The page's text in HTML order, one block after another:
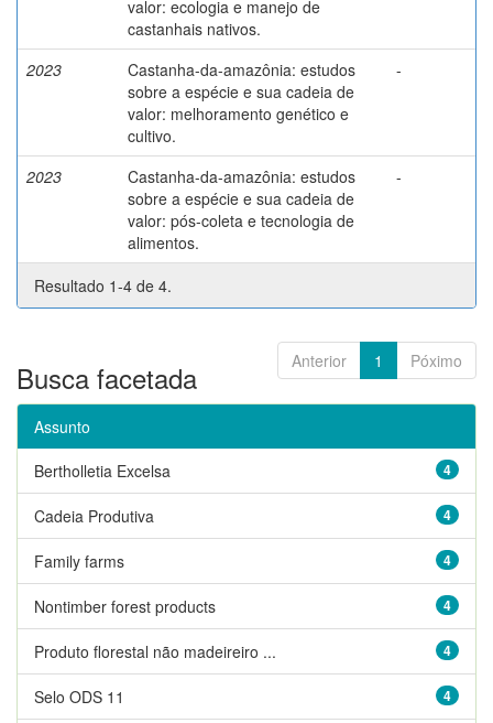
valor: ecologia e manejo de
castanhais nativos.
2023
Castanha-da-amazônia: estudos
sobre a espécie e sua cadeia de
valor: melhoramento genético e
cultivo.
-
2023
Castanha-da-amazônia: estudos
sobre a espécie e sua cadeia de
valor: pós-coleta e tecnologia de
alimentos.
-
Resultado 1-4 de 4.
Anterior 1 Póximo
Busca facetada
Assunto
4
Bertholletia Excelsa
4
Cadeia Produtiva
4
Family farms
4
Nontimber forest products
4
Produto florestal não madeireiro ...
4
Selo ODS 11